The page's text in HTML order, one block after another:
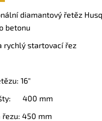
diamantový řetěz
betonu
rychlý startovací řez
16"
400 mm
řezu: 450 mm